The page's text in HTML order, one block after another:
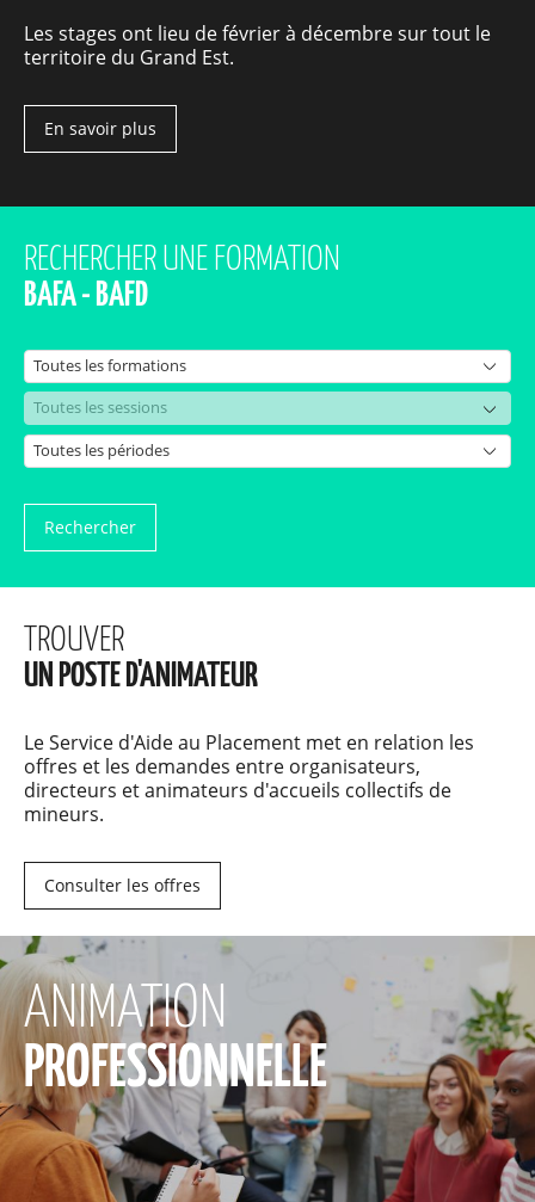
Les stages ont lieu de février à décembre sur tout le
territoire du Grand Est.
En savoir plus
RECHERCHER UNE FORMATION
BAFA - BAFD
Rechercher
TROUVER
UN POSTE D'ANIMATEUR
Le Service d'Aide au Placement met en relation les
offres et les demandes entre organisateurs,
directeurs et animateurs d'accueils collectifs de
mineurs.
Consulter les offres
ANIMATION
PROFESSIONNELLE